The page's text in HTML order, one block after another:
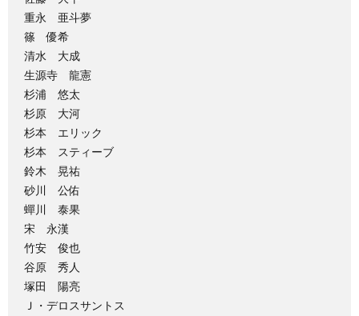
重永 亜斗夢
篠 優希
清水 大成
生源寺 龍憲
杉浦 悠太
杉原 大河
杉本 エリック
杉本 スティーブ
鈴木 晃祐
砂川 公佑
蟬川 泰果
宋 永漢
竹安 俊也
谷原 秀人
塚田 陽亮
Ｊ・デロスサントス